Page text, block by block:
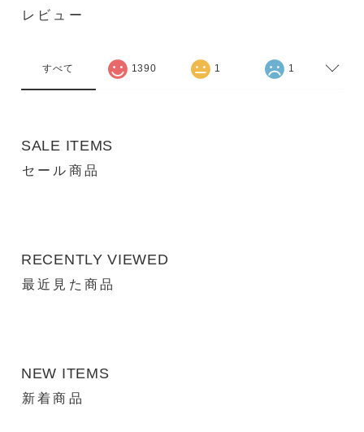
レビュー
すべて 1390 1 1
SALE ITEMS
セール商品
RECENTLY VIEWED
最近見た商品
NEW ITEMS
新着商品